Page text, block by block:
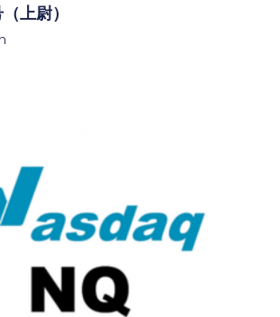
上尉）